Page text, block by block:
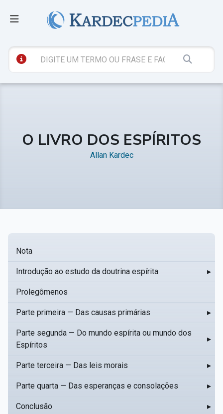
O LIVRO DOS ESPÍRITOS
Allan Kardec
Nota
Introdução ao estudo da doutrina espírita ▸
Prolegômenos
Parte primeira — Das causas primárias ▸
Parte segunda — Do mundo espírita ou mundo dos
Espíritos
▸
Parte terceira — Das leis morais ▸
Parte quarta — Das esperanças e consolações ▸
Conclusão ▸